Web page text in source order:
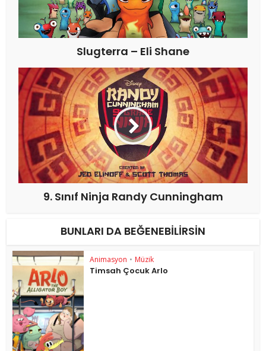
Slugterra – Eli Shane
9. Sınıf Ninja Randy Cunningham
BUNLARI DA BEĞENEBILIRSIN
Animasyon • Müzik
Timsah Çocuk Arlo